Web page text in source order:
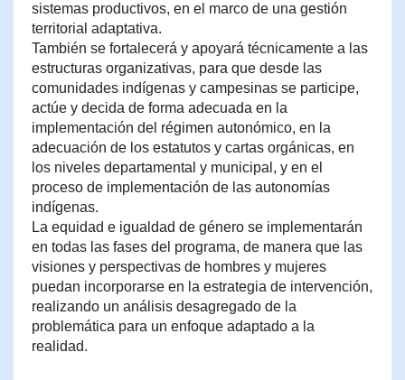
sistemas productivos, en el marco de una gestión
territorial adaptativa.
También se fortalecerá y apoyará técnicamente a las
estructuras organizativas, para que desde las
comunidades indígenas y campesinas se participe,
actúe y decida de forma adecuada en la
implementación del régimen autonómico, en la
adecuación de los estatutos y cartas orgánicas, en
los niveles departamental y municipal, y en el
proceso de implementación de las autonomías
indígenas.
La equidad e igualdad de género se implementarán
en todas las fases del programa, de manera que las
visiones y perspectivas de hombres y mujeres
puedan incorporarse en la estrategia de intervención,
realizando un análisis desagregado de la
problemática para un enfoque adaptado a la
realidad.